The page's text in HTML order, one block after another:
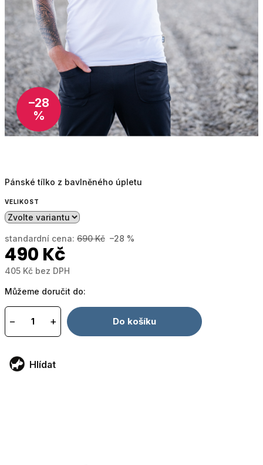
Pánské tílko z bavlněného úpletu
VELIKOST
standardní cena: 690 Kč –28 %
490 Kč
405 Kč bez DPH
cena:
Můžeme doručit do:
+
− Do košíku
Hlídat
–28
%